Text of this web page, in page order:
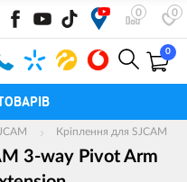
0 0
0
Кріплення для SJCAM
3-way Pivot Arm